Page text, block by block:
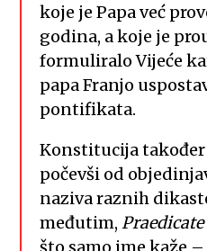
koje je Papa već
godina, a koje je
formuliralo Vijeće
papa Franjo
pontifikata.
Konstitucija
počevši od
naziva raznih
međutim,